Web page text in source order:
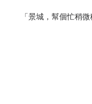
「景城，幫個忙稍